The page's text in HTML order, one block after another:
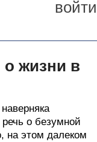
войти
жизни в
о безумной
на этом далеком